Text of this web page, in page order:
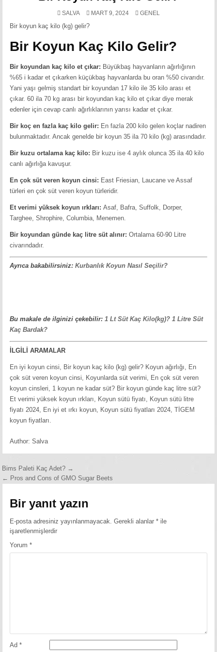
SALVA MART 9, 2024
POSTED
GENEL
Bir koyun kaç kilo (kg) gelir?
Bir Koyun Kaç Kilo Gelir?
Bir koyundan kaç kilo et çıkar: Büyükbaş hayvanların ağırlığının
%65 i kadar et çıkarken küçükbaş hayvanlarda bu oran %50 civarıdır.
Yani yaşı gelmiş standart bir koyundan 17 kilo ile 35 kilo arası et
çıkar. 60 ila 70 kg arası bir koyundan kaç kilo et çıkar diye merak
edenler için cevap canlı ağırlıklarının yarısı kadar et çıkar.
Bir koç en fazla kaç kilo gelir: En fazla 200 kilo gelen koçlar nadiren
bulunmaktadır. Ancak genelde bir koyun 35 ila 70 kilo (kg) arasındadır.
Bir kuzu ortalama kaç kilo: Bir kuzu ise 4 aylık olunca 35 ila 40 kilo
canlı ağırlığa kavuşur.
En çok süt veren koyun cinsi: East Friesian, Laucane ve Assaf
türleri en çok süt veren koyun türleridir.
Et verimi yüksek koyun ırkları:Asaf, Bafra, Suffolk, Dorper,
Targhee, Shrophire, Columbia, Menemen.
Bir koyundan günde kaç litre süt alınır: Ortalama 60-90 Litre
civarındadır.
Ayrıca bakabilirsiniz:Kurbanlık Koyun Nasıl Seçilir?
Bu makale de ilginizi çekebilir:1 Lt Süt Kaç Kilo(kg)? 1 Litre Süt
Kaç Bardak?
İLGİLİ ARAMALAR
En iyi koyun cinsi, Bir koyun kaç kilo (kg) gelir? Koyun ağırlığı, En
çok süt veren koyun cinsi, Koyunlarda süt verimi, En çok süt veren
koyun cinsleri, 1 koyun ne kadar süt? Bir koyun günde kaç litre süt?
Et verimi yüksek koyun ırkları, Koyun sütü fiyatı, Koyun sütü litre
fiyatı 2024, En iyi et ırkı koyun, Koyun sütü fiyatları 2024, TİGEM
koyun fiyatları.
Author:Salva
Yazı
gezinmesi
Bims Paleti Kaç Adet? →
← Pros and Cons of GMO Sugar Beets
Bir yanıt yazın
E-posta adresiniz yayınlanmayacak. Gerekli alanlar* ile
işaretlenmişlerdir
Yorum*
Ad*